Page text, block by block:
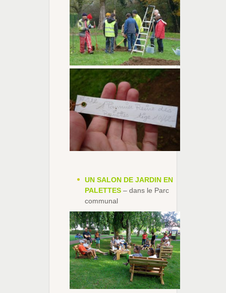
UN SALON DE JARDIN EN
PALETTES – dans le Parc
communal